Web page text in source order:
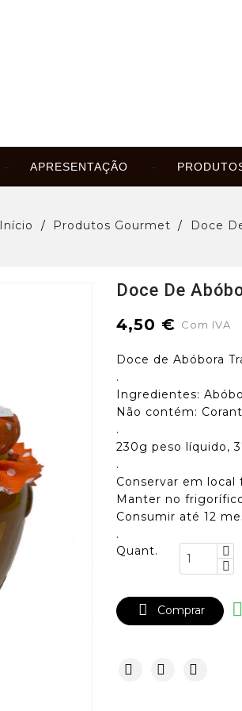
APRESENTAÇÃO
Início Produtos Gourmet Doce
Doce De
4,50 € Com IVA
Doce de Abóbora
.
Ingredientes:
Não contém:
.
230g peso líquido,
.
Conservar em local
Manter no
Consumir até 12
.
Quant.
 Comprar 